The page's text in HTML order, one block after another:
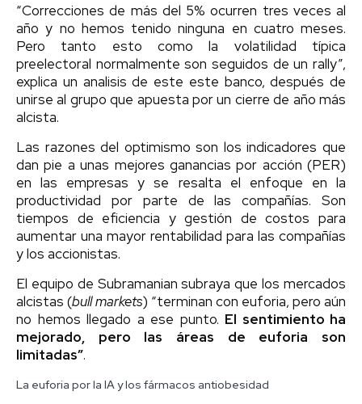
“Correcciones de más del 5% ocurren tres veces al
año y no hemos tenido ninguna en cuatro meses.
Pero tanto esto como la volatilidad típica
preelectoral normalmente son seguidos de un rally”,
explica un analisis de este este banco, después de
unirse al grupo que apuesta por un cierre de año más
alcista.
Las razones del optimismo son los indicadores que
dan pie a unas mejores ganancias por acción (PER)
en las empresas y se resalta el enfoque en la
productividad por parte de las compañías. Son
tiempos de eficiencia y gestión de costos para
aumentar una mayor rentabilidad para las compañías
y los accionistas.
El equipo de Subramanian subraya que los mercados
alcistas (bull markets) “terminan con euforia, pero aún
no hemos llegado a ese punto. El sentimiento ha
mejorado, pero las áreas de euforia son
limitadas”.
La euforia por la IA y los fármacos antiobesidad